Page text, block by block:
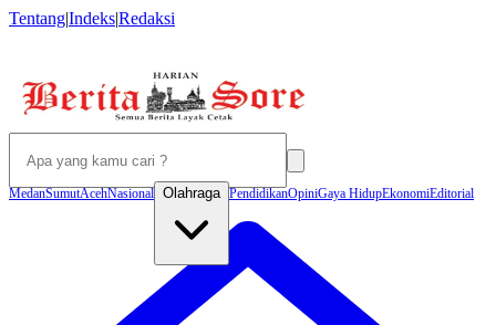
Tentang|Indeks|Redaksi
MedanSumutAcehNasional Olahraga PendidikanOpiniGaya HidupEkonomiEditorial